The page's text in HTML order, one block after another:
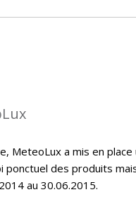
MeteoLux a mis en
des produits
au 30.06.2015.